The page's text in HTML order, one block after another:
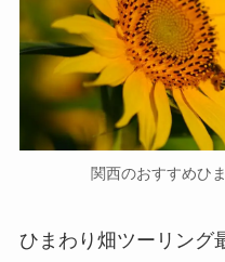
関西のおすすめひ
ひまわり畑ツーリング